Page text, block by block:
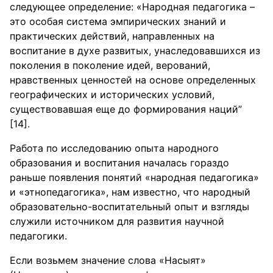
следующее определение: «Народная педагогика –
это особая система эмпирических знаний и
практических действий, направленных на
воспитание в духе развитых, унаследовавшихся из
поколения в поколение идей, верований,
нравственных ценностей на основе определенных
географических и исторических условий,
существовавшая еще до формирования наций”
[14].
Работа по исследованию опыта народного
образования и воспитания началась гораздо
раньше появления понятий «народная педагогика»
и «этнопедагогика», нам известно, что народный
образовательно-воспитательный опыт и взгляды
служили источником для развития научной
педагогики.
Если возьмем значение слова «Насыят»